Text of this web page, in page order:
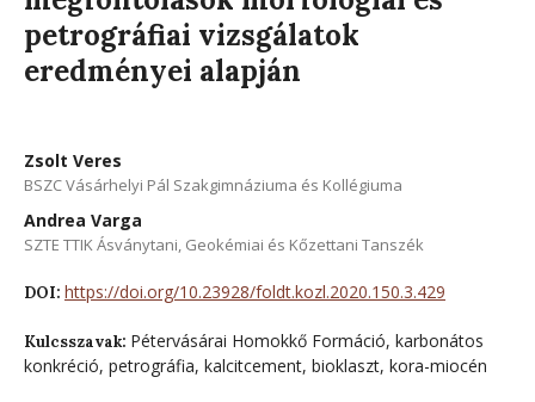
petrográfiai vizsgálatok
eredményei alapján
Zsolt Veres
BSZC Vásárhelyi Pál Szakgimnáziuma és Kollégiuma
Andrea Varga
SZTE TTIK Ásványtani, Geokémiai és Kőzettani Tanszék
DOI: https://doi.org/10.23928/foldt.kozl.2020.150.3.429
Kulcsszavak: Pétervásárai Homokkő Formáció, karbonátos
konkréció, petrográfia, kalcitcement, bioklaszt, kora-miocén